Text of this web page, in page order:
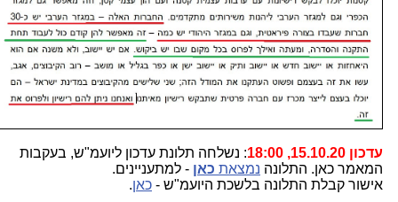
עדכון 15.10.20, 18:00
: נשלחה תלונת עדכון ליועמ"ש, בעקבות
המאמר כאן. התלונה נמצאת כאן- למתעניינים.
אישור קבלת התלונה בלשכת היועמ"ש - כאן.